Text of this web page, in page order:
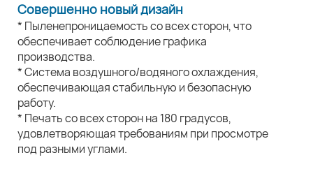
Совершенно новый дизайн
* Пыленепроницаемость со всех сторон, что
обеспечивает соблюдение графика
производства.
* Система воздушного/водяного охлаждения,
обеспечивающая стабильную и безопасную
работу.
* Печать со всех сторон на 180 градусов,
удовлетворяющая требованиям при просмотре
под разными углами.